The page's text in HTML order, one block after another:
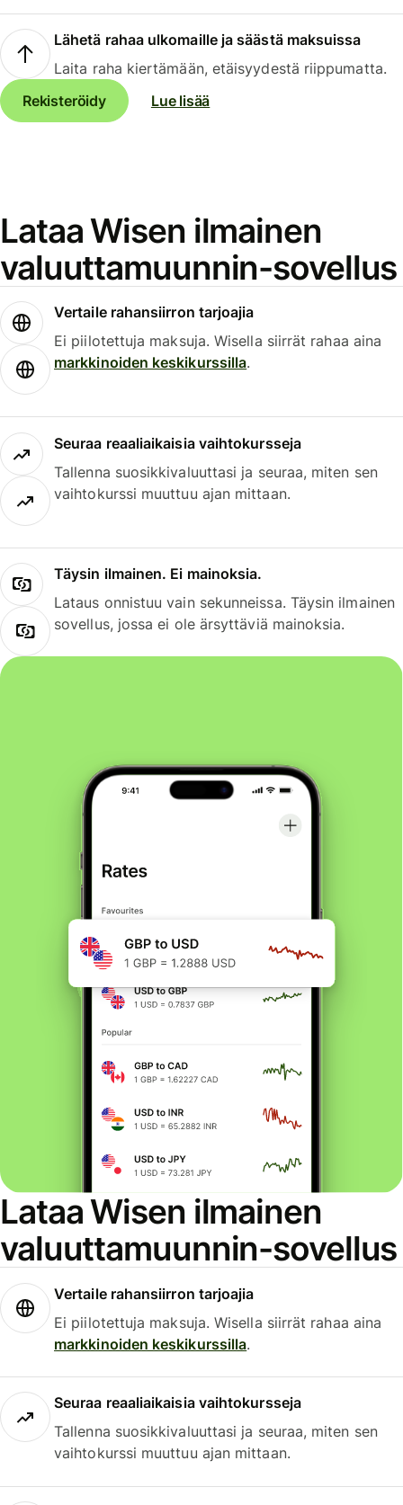
Lähetä rahaa ulkomaille ja säästä maksuissa
Laita raha kiertämään, etäisyydestä riippumatta.
Rekisteröidy
Lue lisää
Lataa Wisen ilmainen
valuuttamuunnin-sovellus
Vertaile rahansiirron tarjoajia
Ei piilotettuja maksuja. Wisella siirrät rahaa aina
markkinoiden keskikurssilla.
Seuraa reaaliaikaisia vaihtokursseja
Tallenna suosikkivaluuttasi ja seuraa, miten sen
vaihtokurssi muuttuu ajan mittaan.
Täysin ilmainen. Ei mainoksia.
Lataus onnistuu vain sekunneissa. Täysin ilmainen
sovellus, jossa ei ole ärsyttäviä mainoksia.
Lataa Wisen ilmainen
valuuttamuunnin-sovellus
Vertaile rahansiirron tarjoajia
Ei piilotettuja maksuja. Wisella siirrät rahaa aina
markkinoiden keskikurssilla.
Seuraa reaaliaikaisia vaihtokursseja
Tallenna suosikkivaluuttasi ja seuraa, miten sen
vaihtokurssi muuttuu ajan mittaan.